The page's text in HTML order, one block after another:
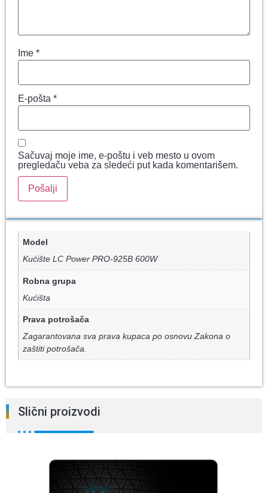
Ime *
E-pošta *
Sačuvaj moje ime, e-poštu i veb mesto u ovom
pregledaču veba za sledeći put kada komentarišem.
Model
Kućište LC Power PRO-925B 600W
Robna grupa
Kućišta
Prava potrošača
Zagarantovana sva prava kupaca po osnovu Zakona o
zaštiti potrošača.
Slični proizvodi